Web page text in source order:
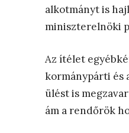
alkotmányt is
miniszterelnöki
Az ítélet
kormánypárti és
ülést is
ám a rendőrök